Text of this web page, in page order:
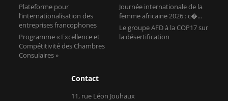
Plateforme pour
l’internationalisation des
entreprises francophones
Programme « Excellence et
Compétitivité des Chambres
Consulaires »
Journée internationale de la
femme africaine 2026 : c�...
Le groupe AFD à la COP17 sur
la désertification
Contact
11, rue Léon Jouhaux